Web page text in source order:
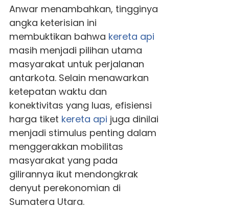
Anwar menambahkan, tingginya
angka keterisian ini
membuktikan bahwa kereta api
masih menjadi pilihan utama
masyarakat untuk perjalanan
antarkota. Selain menawarkan
ketepatan waktu dan
konektivitas yang luas, efisiensi
harga tiket kereta api juga dinilai
menjadi stimulus penting dalam
menggerakkan mobilitas
masyarakat yang pada
gilirannya ikut mendongkrak
denyut perekonomian di
Sumatera Utara.